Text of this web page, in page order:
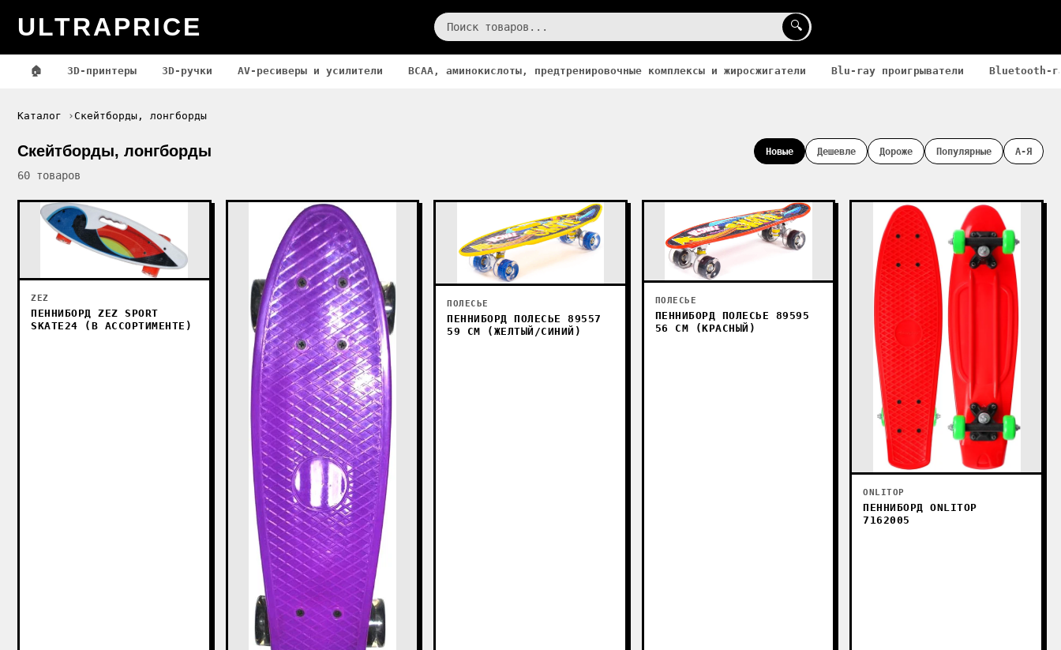
ULTRAPRICE 🔍
🏠 3D-принтеры 3D-ручки AV-ресиверы и усилители BCAA, аминокислоты, предтренировочные комплексы и жиросжигатели Blu-ray проигрыватели Bluetooth-
Каталог Скейтборды, лонгборды
Скейтборды, лонгборды
60 товаров
Новые Дешевле Дороже Популярные А-Я
ZEZ
ПЕННИБОРД ZEZ SPORT
SKATE24 (В АССОРТИМЕНТЕ)
ПОЛЕСЬЕ
ПЕННИБОРД ПОЛЕСЬЕ 89557
59 СМ (ЖЕЛТЫЙ/СИНИЙ)
ПОЛЕСЬЕ
ПЕННИБОРД ПОЛЕСЬЕ 89595
56 СМ (КРАСНЫЙ)
ONLITOP
ПЕННИБОРД ONLITOP
7162005